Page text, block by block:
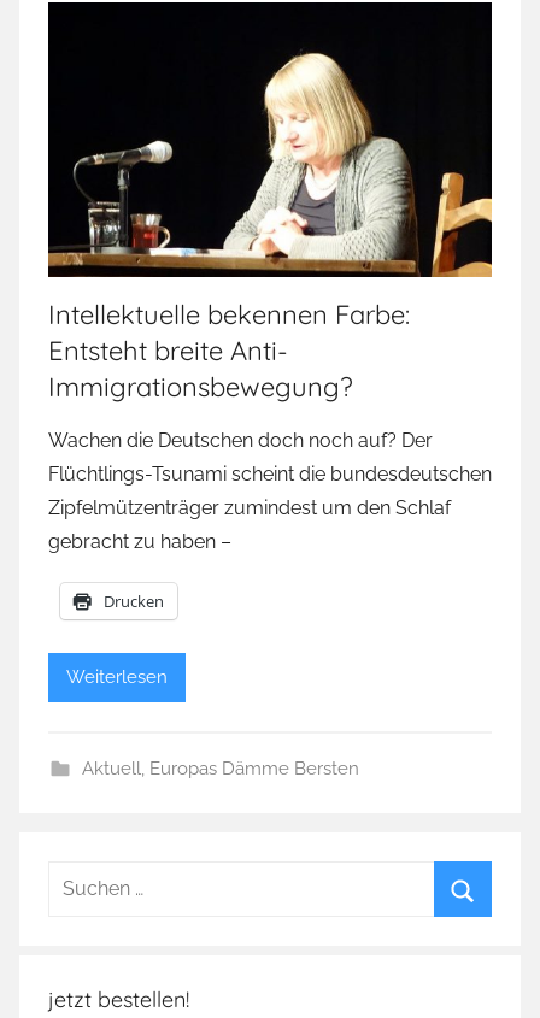
Intellektuelle bekennen Farbe:
Entsteht breite Anti-
Immigrationsbewegung?
Wachen die Deutschen doch noch auf? Der
Flüchtlings-Tsunami scheint die bundesdeutschen
Zipfelmützenträger zumindest um den Schlaf
gebracht zu haben –
Drucken
Weiterlesen
Aktuell Europas Dämme Bersten
Suchen
jetzt bestellen!